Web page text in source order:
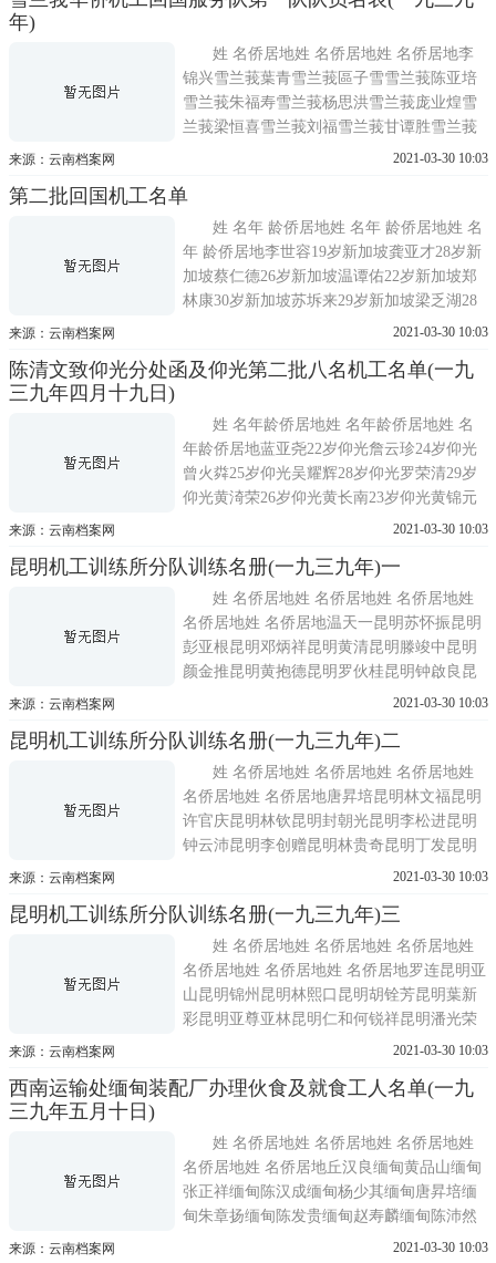
运生新加坡陈
年)
姓 名侨居地姓 名侨居地姓 名侨居地李
锦兴雪兰莪葉青雪兰莪區子雪雪兰莪陈亚培
雪兰莪朱福寿雪兰莪杨思洪雪兰莪庞业煌雪
兰莪梁恒喜雪兰莪刘福雪兰莪甘谭胜雪兰莪
符家鹯雪兰莪陈永德雪兰莪郑昌雪兰莪范云
兰莪冯顺昌雪兰莪何金泉雪兰莪吴家庭雪兰
莪蔡耀南雪兰莪李柏雪兰莪严福星雪兰莪谭
耀森雪兰莪李云雪兰莪利汉平
来源：云南档案网 2021-03-30 10:03
第二批回国机工名单
姓 名年 龄侨居地姓 名年 龄侨居地姓 名
年 龄侨居地李世容19岁新加坡龚亚才28岁新
加坡蔡仁德26岁新加坡温谭佑22岁新加坡郑
林康30岁新加坡苏坼来29岁新加坡梁乏湖28
岁新加坡陈享新加坡蒋水栖24岁新加坡佟汉
新加坡翁玉春37岁新加坡林鸿经25岁新加坡
29岁新加坡佟光明21
来源：云南档案网 2021-03-30 10:03
陈清文致仰光分处函及仰光第二批八名机工名单(一九
三九年四月十九日)
姓 名年龄侨居地姓 名年龄侨居地姓 名
年龄侨居地蓝亚尧22岁仰光詹云珍24岁仰光
曾火粦25岁仰光吴耀辉28岁仰光罗荣清29岁
仰光黄渏荣26岁仰光黄长南23岁仰光黄锦元
来源：云南档案网 2021-03-30 10:03
昆明机工训练所分队训练名册(一九三九年)一
姓 名侨居地姓 名侨居地姓 名侨居地姓
名侨居地姓 名侨居地温天一昆明苏怀振昆明
彭亚根昆明邓炳祥昆明黄清昆明滕竣中昆明
颜金推昆明黄抱德昆明罗伙桂昆明钟啟良昆
明古国光昆明马焕筹昆明李运晓昆明林文福
昆明洪茂科昆明吴玄昌昆明刘航导昆明方玉
明昆明王明岐昆明王茀兴昆明冯玄星昆明姜
自璋昆明潘德清昆明李耀
来源：云南档案网 2021-03-30 10:03
昆明机工训练所分队训练名册(一九三九年)二
姓 名侨居地姓 名侨居地姓 名侨居地姓
名侨居地姓 名侨居地唐昇培昆明林文福昆明
许官庆昆明林钦昆明封朝光昆明李松进昆明
钟云沛昆明李创赠昆明林贵奇昆明丁发昆明
谭金源昆明曹其信昆明陈志勇昆明李志祥昆
谭礼昆明吴多柳昆明葉清泉昆明龙道文昆明
陈珠昆明林玉山昆明颜章约昆明方玉明昆明
谢梅昆明丘锡九昆明龙学
来源：云南档案网 2021-03-30 10:03
昆明机工训练所分队训练名册(一九三九年)三
姓 名侨居地姓 名侨居地姓 名侨居地姓
名侨居地姓 名侨居地姓 名侨居地罗连昆明亚
山昆明锦州昆明林熙口昆明胡铨芳昆明葉新
彩昆明亚尊亚林昆明仁和何锐祥昆明潘光荣
昆明林永南昆明金水昆明黄文瑞昆明张福昆
昆明周剑青昆明刘梅开昆明杨维森昆明许世
九治昆明黄啟福昆明
来源：云南档案网 2021-03-30 10:03
西南运输处缅甸装配厂办理伙食及就食工人名单(一九
三九年五月十日)
姓 名侨居地姓 名侨居地姓 名侨居地姓
名侨居地姓 名侨居地丘汉良缅甸黄品山缅甸
张正祥缅甸陈汉成缅甸杨少其缅甸唐昇培缅
甸朱章扬缅甸陈发贵缅甸赵寿麟缅甸陈沛然
缅甸李松进缅甸俞财定缅甸符鸿实缅甸洪道
来源：云南档案网 2021-03-30 10:03